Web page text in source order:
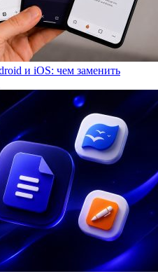
и iOS: чем заменить